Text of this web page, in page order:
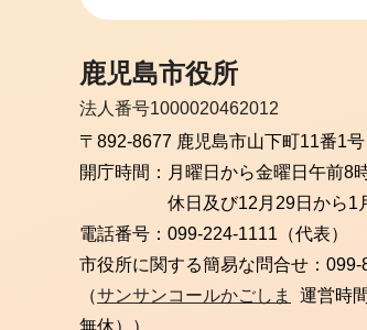
鹿児島市役所
法人番号1000020462012
〒892-8677 鹿児島市山下町11番1号
開庁時間： 月曜日から金曜日 午前8
休日及び12月29日から1
電話番号： 099-224-1111（代表）
市役所に関する簡易な問合せ： 099-
（サンサンコールかごしま
運営時
無休））